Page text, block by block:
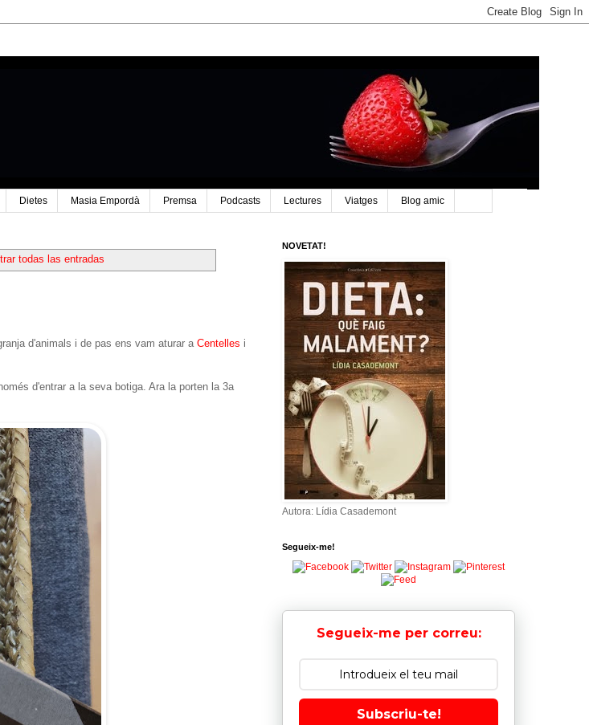
Dietes Masia Empordà Premsa Podcasts Lectures Viatges Blog amic
todas las entradas
d'animals i de pas ens vam aturar a Centelles i
d'entrar a la seva botiga. Ara la porten la 3a
NOVETAT!
Autora: Lídia Casademont
Segueix-me!
Segueix-me per correu:
Subscriu-te!